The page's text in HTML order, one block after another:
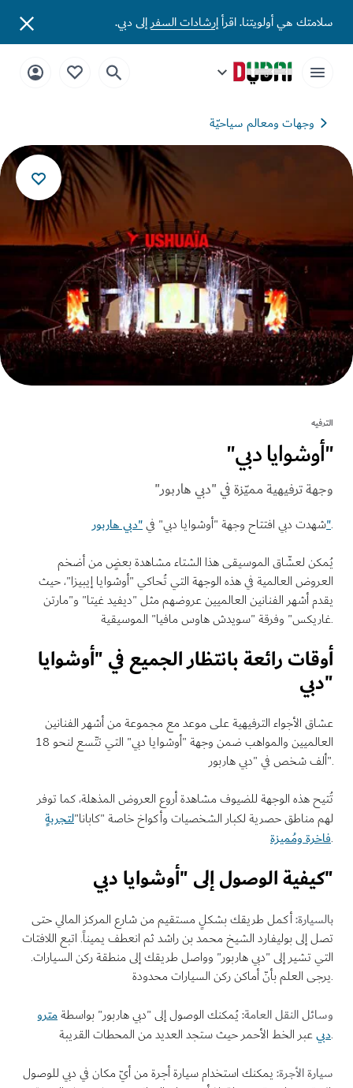
هي أولويتنا. اقرأإرشادات السفرإلى دبي.
وجهات ومعالم سياحيّة
دبي"
ترفيهية مميّزة في "دبي هاربور"
دبي افتتاح وجهة "أوشوايا دبي" في
لعشّاق الموسيقى هذا الشتاء مشاهدة بعضٍ من أضخم
العالمية في هذه الوجهة التي تُحاكي "أوشوايا إيبيزا"، حيث
أشهر الفنانين العالميين عروضهم مثل "ديفيد غيتا" و"مارتن
رائعة بانتظار الجميع في "أوشوايا
الأجواء الترفيهية على موعد مع مجموعة من أشهر الفنانين
العالميين والمواهب ضمن وجهة "أوشوايا دبي" التي تتّسع لنحو 18
هذه الوجهة للضيوف مشاهدة أروع العروض المذهلة، كما توفر
مناطق حصرية لكبار الشخصيات وأكواخ خاصة "كابانا"لتجربةٍ
ومُميزة
أكمل طريقك بشكلٍ مستقيم من شارع المركز المالي حتى
بوليفارد الشيخ محمد بن راشد ثم انعطف يميناً. اتبع اللافتات
تشير إلى "دبي هاربور" وواصل طريقك إلى منطقة ركن السيارات.
النقل العامة:يُمكنك الوصول إلى "دبي هاربور" بواسطةمترو
الأجرة:يمكنك استخدام سيارة أجرة من أيّ مكان في دبي للوصول